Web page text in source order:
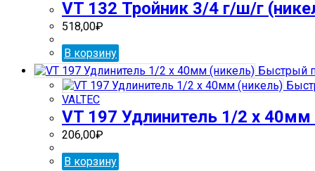
VT 132 Тройник 3/4 г/ш/г
518,00₽
В корзину
Быстрый
VALTEC
VT 197 Удлинитель 1/2 х 40мм
206,00₽
В корзину